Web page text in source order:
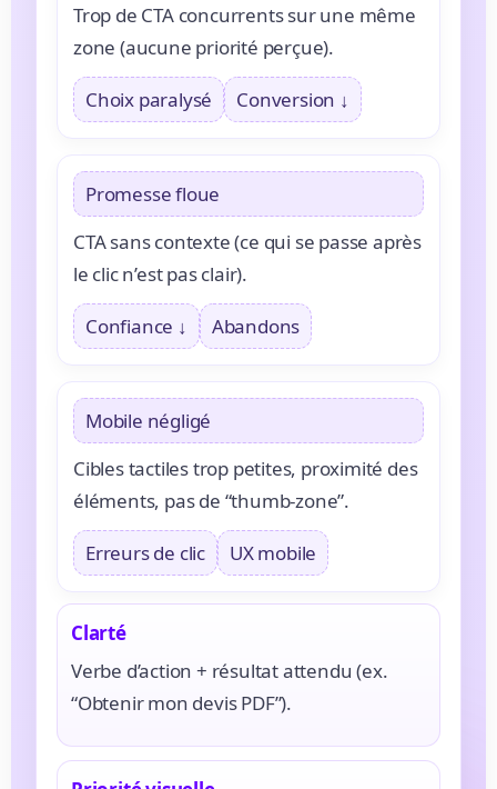
Trop de CTA concurrents sur une même
zone (aucune priorité perçue).
Choix paralysé Conversion ↓
Promesse floue
CTA sans contexte (ce qui se passe après
le clic n’est pas clair).
Confiance ↓ Abandons
Mobile négligé
Cibles tactiles trop petites, proximité des
éléments, pas de “thumb-zone”.
Erreurs de clic UX mobile
Clarté
Verbe d’action + résultat attendu (ex.
“Obtenir mon devis PDF”).